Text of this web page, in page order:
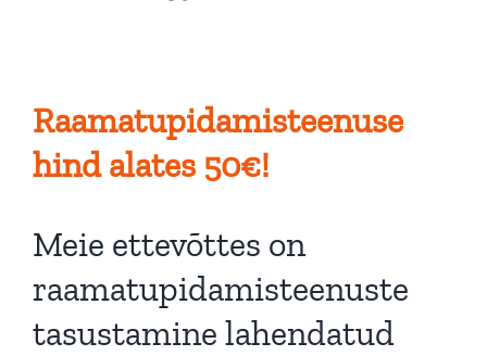
Raamatupidamisteenuse
hind alates 50€!
Meie ettevõttes on
raamatupidamisteenuste
tasustamine lahendatud